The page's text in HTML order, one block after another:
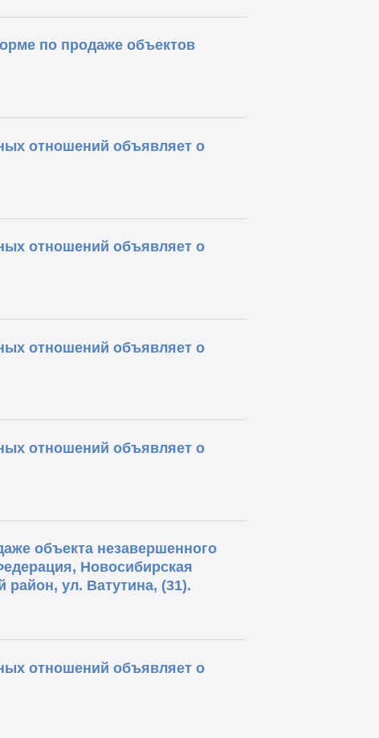
по продаже объектов
отношений объявляет о
отношений объявляет о
отношений объявляет о
отношений объявляет о
объекта незавершенного
Новосибирская
район, ул. Ватутина, (31).
отношений объявляет о